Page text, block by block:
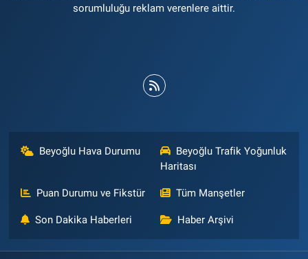
sorumluluğu reklam verenlere aittir.
Beyoğlu Hava Durumu
Beyoğlu Trafik Yoğunluk
Haritası
Puan Durumu ve Fikstür Tüm Manşetler
Son Dakika Haberleri Haber Arşivi